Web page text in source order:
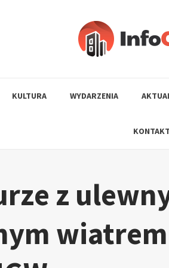
KULTURA WYDARZENIA
KONTAKT
z